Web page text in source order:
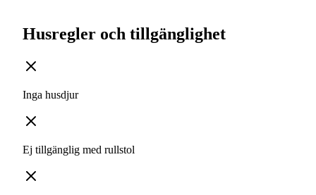
Husregler och tillgänglighet
Inga husdjur
Ej tillgänglig med rullstol